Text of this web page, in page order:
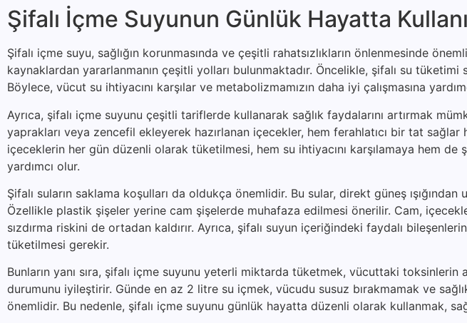
Şifalı İçme Suyunun Günlük Hayatta
Şifalı içme suyu, sağlığın korunmasında ve çeşitli rahatsızlıkların önlenmesinde
kaynaklardan yararlanmanın çeşitli yolları bulunmaktadır. Öncelikle, şifalı su
Böylece, vücut su ihtiyacını karşılar ve metabolizmamızın daha iyi çalışmasına
Ayrıca, şifalı içme suyunu çeşitli tariflerde kullanarak sağlık faydalarını artırmak
yaprakları veya zencefil ekleyerek hazırlanan içecekler, hem ferahlatıcı bir tat sağlar
içeceklerin her gün düzenli olarak tüketilmesi, hem su ihtiyacını karşılamaya hem de
yardımcı olur.
Şifalı suların saklama koşulları da oldukça önemlidir. Bu sular, direkt güneş
Özellikle plastik şişeler yerine cam şişelerde muhafaza edilmesi önerilir. Cam,
sızdırma riskini de ortadan kaldırır. Ayrıca, şifalı suyun içeriğindeki faydalı
tüketilmesi gerekir.
Bunların yanı sıra, şifalı içme suyunu yeterli miktarda tüketmek, vücuttaki toksinlerin
durumunu iyileştirir. Günde en az 2 litre su içmek, vücudu susuz bırakmamak ve
önemlidir. Bu nedenle, şifalı içme suyunu günlük hayatta düzenli olarak kullanmak,